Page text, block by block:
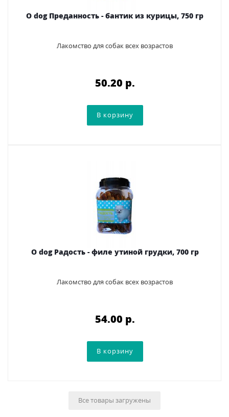
O dog Преданность - бантик из курицы, 750 гр
Лакомство для собак всех возрастов
50.20 p.
O dog Радость - филе утиной грудки, 700 гр
Лакомство для собак всех возрастов
54.00 p.
Все товары загружены